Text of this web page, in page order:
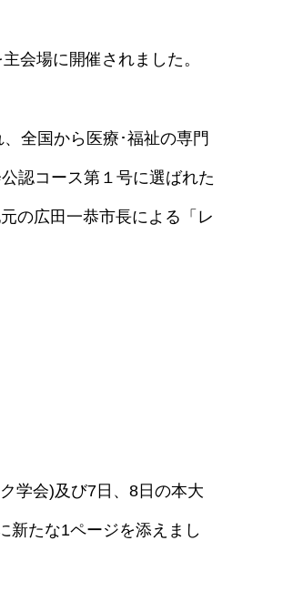
会場に開催されました。
全国から医療･福祉の専門
認コース第１号に選ばれた
の広田一恭市長による「レ
学会)及び7日、8日の本大
新たな1ページを添えまし